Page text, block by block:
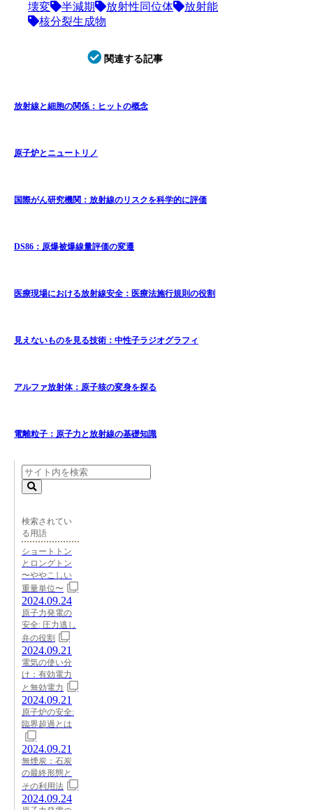
壊変
半減期 放射性同位体
放射能
核分裂生成物
関連する記事
放射線と細胞の関係：ヒットの概念
原子炉とニュートリノ
国際がん研究機関：放射線のリスクを科学的に評価
DS86：原爆被爆線量評価の変遷
医療現場における放射線安全：医療法施行規則の役割
見えないものを見る技術：中性子ラジオグラフィ
アルファ放射体：原子核の変身を探る
電離粒子：原子力と放射線の基礎知識
検索されてい
る用語
ショートトン
とロングトン
〜ややこしい
重量単位〜
2024.09.24
原子力発電の
安全: 圧力逃し
弁の役割
2024.09.21
電気の使い分
け：有効電力
と無効電力
2024.09.21
原子炉の安全:
臨界超過とは
2024.09.21
無煙炭：石炭
の最終形態と
その利用法
2024.09.24